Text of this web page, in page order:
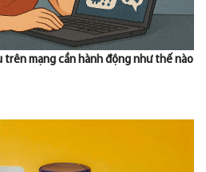
trên mạng cần hành động như thế nào